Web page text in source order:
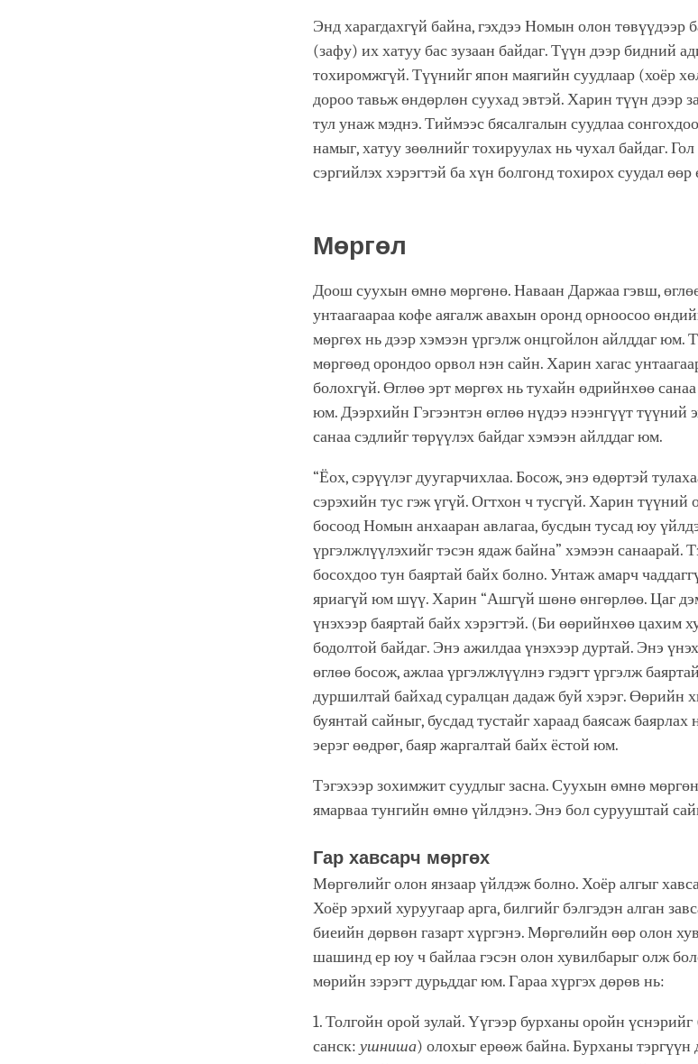
Энд харагдахгүй байна, гэхдээ Номын олон төвүүдээр
(зафу) их хатуу бас зузаан байдаг. Түүн дээр бидний
тохиромжгүй. Түүнийг япон маягийн суудлаар (хоёр
дороо тавьж өндөрлөн суухад эвтэй. Харин түүн дээр
тул унаж мэднэ. Тиймээс бясалгалын суудлаа
намыг, хатуу зөөлнийг тохируулах нь чухал байдаг.
сэргийлэх хэрэгтэй ба хүн болгонд тохирох суудал
Мөргөл
Доош суухын өмнө мөргөнө. Наваан Даржаа гэвш,
унтаагаараа кофе аягалж авахын оронд орноосоо
мөргөх нь дээр хэмээн үргэлж онцгойлон айлддаг юм.
мөргөөд орондоо орвол нэн сайн. Харин хагас
болохгүй. Өглөө эрт мөргөх нь тухайн өдрийнхөө
юм. Дээрхийн Гэгээнтэн өглөө нүдээ нээнгүүт түүний
санаа сэдлийг төрүүлэх байдаг хэмээн айлддаг юм.
“Ёох, сэрүүлэг дуугарчихлаа. Босож, энэ өдөртэй
сэрэхийн тус гэж үгүй. Огтхон ч тусгүй. Харин түүний
босоод Номын анхааран авлагаа, бусдын тусад юу
үргэлжлүүлэхийг тэсэн ядаж байна” хэмээн санаарай.
босохдоо тун баяртай байх болно. Унтаж амарч
яриагүй юм шүү. Харин “Ашгүй шөнө өнгөрлөө. Цаг
үнэхээр баяртай байх хэрэгтэй. (Би өөрийнхөө цахим
бодолтой байдаг. Энэ ажилдаа үнэхээр дуртай. Энэ
өглөө босож, ажлаа үргэлжлүүлнэ гэдэгт үргэлж
дуршилтай байхад суралцан дадаж буй хэрэг. Өөрийн
буянтай сайныг, бусдад тустайг хараад баясаж баярлах
эерэг өөдрөг, баяр жаргалтай байх ёстой юм.
Тэгэхээр зохимжит суудлыг засна. Суухын өмнө
ямарваа тунгийн өмнө үйлдэнэ. Энэ бол сурууштай
Гар хавсарч мөргөх
Мөргөлийг олон янзаар үйлдэж болно. Хоёр алгыг
Хоёр эрхий хуруугаар арга, билгийг бэлгэдэн алган
биеийн дөрвөн газарт хүргэнэ. Мөргөлийн өөр олон
шашинд ер юу ч байлаа гэсэн олон хувилбарыг олж
мөрийн зэрэгт дурьддаг юм. Гараа хүргэх дөрөв нь:
1. Толгойн орой зулай. Үүгээр бурханы оройн үснэрийг
санск: ушниша) олохыг ерөөж байна. Бурханы тэргүүн